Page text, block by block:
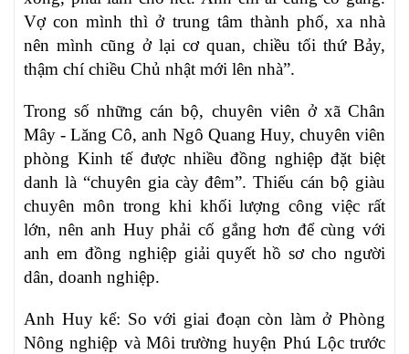
Vợ con mình thì ở trung tâm thành phố, xa nhà
nên mình cũng ở lại cơ quan, chiều tối thứ Bảy,
thậm chí chiều Chủ nhật mới lên nhà”.
Trong số những cán bộ, chuyên viên ở xã Chân
Mây - Lăng Cô, anh Ngô Quang Huy, chuyên viên
phòng Kinh tế được nhiều đồng nghiệp đặt biệt
danh là “chuyên gia cày đêm”. Thiếu cán bộ giàu
chuyên môn trong khi khối lượng công việc rất
lớn, nên anh Huy phải cố gắng hơn để cùng với
anh em đồng nghiệp giải quyết hồ sơ cho người
dân, doanh nghiệp.
Anh Huy kể: So với giai đoạn còn làm ở Phòng
Nông nghiệp và Môi trường huyện Phú Lộc trước